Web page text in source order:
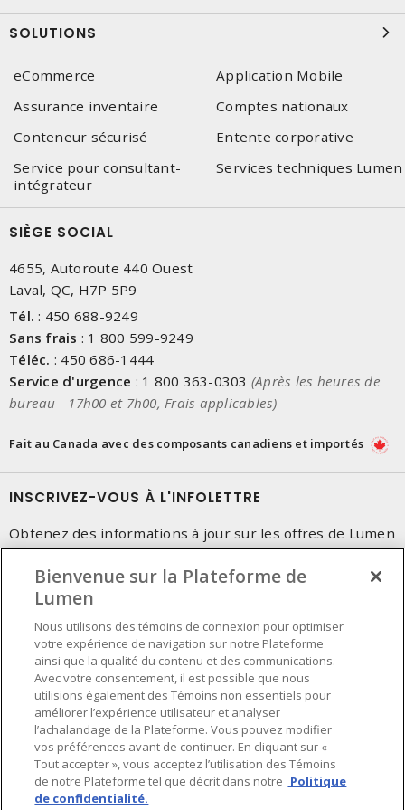
SOLUTIONS
eCommerce
Application Mobile
Assurance inventaire
Comptes nationaux
Conteneur sécurisé
Entente corporative
Service pour consultant-
intégrateur
Services techniques Lumen
SIÈGE SOCIAL
4655, Autoroute 440 Ouest
Laval, QC, H7P 5P9
Tél. : 450 688-9249
Sans frais : 1 800 599-9249
Téléc. : 450 686-1444
Service d'urgence : 1 800 363-0303 (Après les heures de
bureau - 17h00 et 7h00, Frais applicables)
Fait au Canada avec des composants canadiens et importés
INSCRIVEZ-VOUS À L'INFOLETTRE
Obtenez des informations à jour sur les offres de Lumen
Préférences en matière de cookies
Bienvenue sur la Plateforme de
Lumen
Nous utilisons des témoins de connexion pour optimiser
votre expérience de navigation sur notre Plateforme
ainsi que la qualité du contenu et des communications.
Avec votre consentement, il est possible que nous
utilisions également des Témoins non essentiels pour
améliorer l’expérience utilisateur et analyser
l’achalandage de la Plateforme. Vous pouvez modifier
vos préférences avant de continuer. En cliquant sur «
Tout accepter », vous acceptez l’utilisation des Témoins
de notre Plateforme tel que décrit dans notre Politique
de confidentialité.